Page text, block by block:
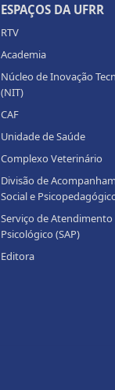
ESPAÇOS DA UFRR
RTV
Academia
Núcleo de Inovação
(NIT)
CAF
Unidade de Saúde
Complexo Veterinário
Divisão de
Social e
Serviço de Atendimento
Psicológico (SAP)
Editora